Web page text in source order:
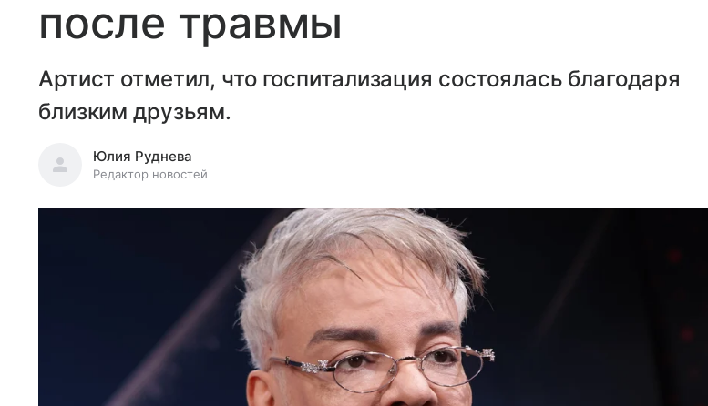
после травмы
Артист отметил, что госпитализация состоялась благодаря
близким друзьям.
Юлия Руднева
Редактор новостей